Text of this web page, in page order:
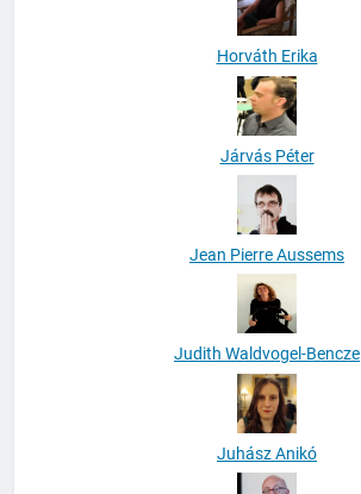
Horváth Erika
Járvás Péter
Jean Pierre Aussems
Judith Waldvogel-Bencze
Juhász Anikó